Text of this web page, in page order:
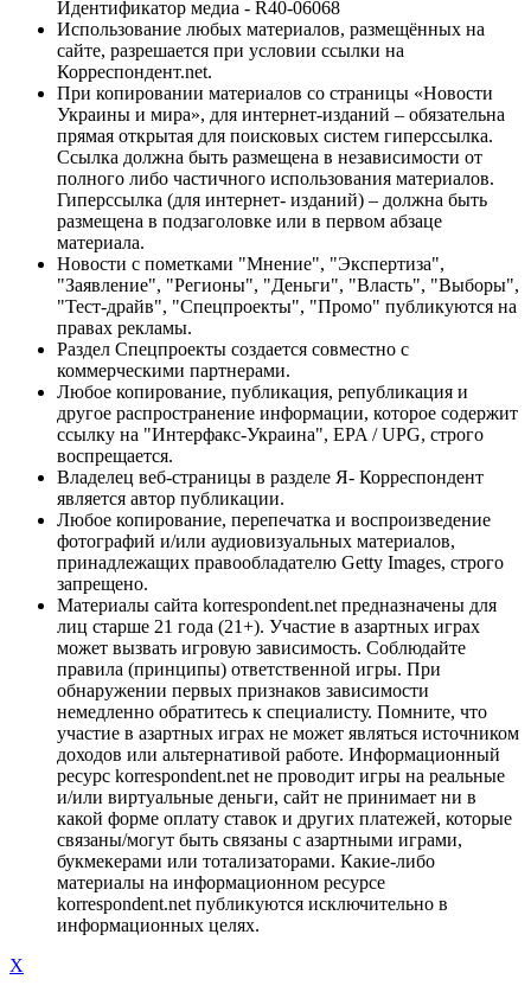
Идентификатор медиа - R40-06068
Использование любых материалов, размещённых на
сайте, разрешается при условии ссылки на
Корреспондент.net.
При копировании материалов со страницы «Новости
Украины и мира», для интернет-изданий – обязательна
прямая открытая для поисковых систем гиперссылка.
Ссылка должна быть размещена в независимости от
полного либо частичного использования материалов.
Гиперссылка (для интернет- изданий) – должна быть
размещена в подзаголовке или в первом абзаце
материала.
Новости с пометками "Мнение", "Экспертиза",
"Заявление", "Регионы", "Деньги", "Власть", "Выборы",
"Тест-драйв", "Спецпроекты", "Промо" публикуются на
правах рекламы.
Раздел Спецпроекты создается совместно с
коммерческими партнерами.
Любое копирование, публикация, републикация и
другое распространение информации, которое содержит
ссылку на "Интерфакс-Украина", EPA / UPG, строго
воспрещается.
Владелец веб-страницы в разделе Я- Корреспондент
является автор публикации.
Любое копирование, перепечатка и воспроизведение
фотографий и/или аудиовизуальных материалов,
принадлежащих правообладателю Getty Images, строго
запрещено.
Материалы сайта korrespondent.net предназначены для
лиц старше 21 года (21+). Участие в азартных играх
может вызвать игровую зависимость. Соблюдайте
правила (принципы) ответственной игры. При
обнаружении первых признаков зависимости
немедленно обратитесь к специалисту. Помните, что
участие в азартных играх не может являться источником
доходов или альтернативой работе. Информационный
ресурс korrespondent.net не проводит игры на реальные
и/или виртуальные деньги, сайт не принимает ни в
какой форме оплату ставок и других платежей, которые
связаны/могут быть связаны с азартными играми,
букмекерами или тотализаторами. Какие-либо
материалы на информационном ресурсе
korrespondent.net публикуются исключительно в
информационных целях.
X